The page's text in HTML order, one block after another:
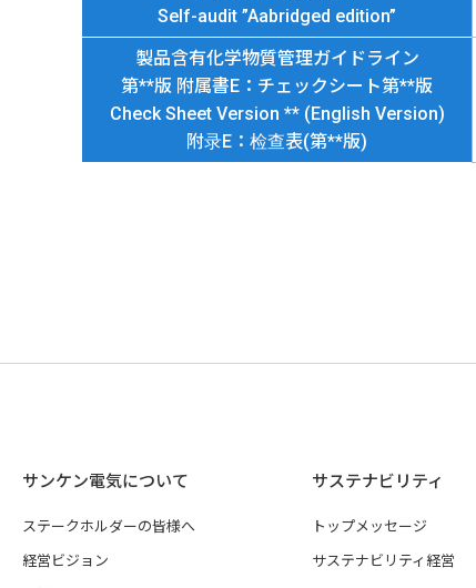
Self-audit ”Aabridged edition”
製品含有化学物質管理ガイドライン
第**版 附属書E：チェックシート第**版
Check Sheet Version ** (English Version)
附录E：检查表(第**版)
サンケン電気について
ステークホルダーの皆様へ
経営ビジョン
サステナビリティ
トップメッセージ
サステナビリティ経営